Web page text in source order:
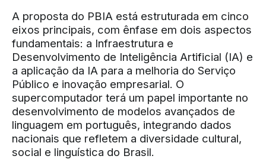
A proposta do PBIA está estruturada em cinco
eixos principais, com ênfase em dois aspectos
fundamentais: a Infraestrutura e
Desenvolvimento de Inteligência Artificial (IA) e
a aplicação da IA para a melhoria do Serviço
Público e inovação empresarial. O
supercomputador terá um papel importante no
desenvolvimento de modelos avançados de
linguagem em português, integrando dados
nacionais que refletem a diversidade cultural,
social e linguística do Brasil.